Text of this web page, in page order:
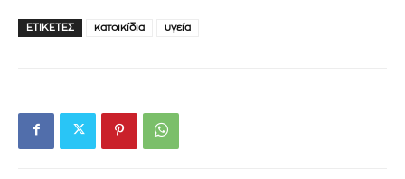
Διάβασα και αποδέχομαι την
ΕΤΙΚΈΤΕΣ κατοικίδια υγεία